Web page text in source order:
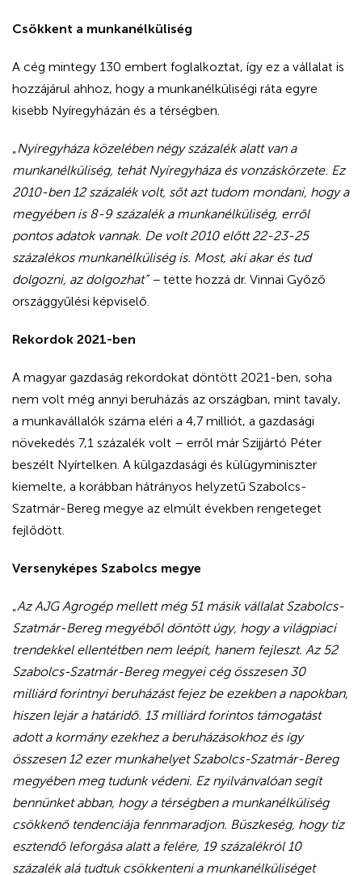
Csökkent a munkanélküliség
A cég mintegy 130 embert foglalkoztat, így ez a vállalat is
hozzájárul ahhoz, hogy a munkanélküliségi ráta egyre
kisebb Nyíregyházán és a térségben.
„Nyíregyháza közelében négy százalék alatt van a
munkanélküliség, tehát Nyíregyháza és vonzáskörzete. Ez
2010-ben 12 százalék volt, sőt azt tudom mondani, hogy a
megyében is 8-9 százalék a munkanélküliség, erről
pontos adatok vannak. De volt 2010 előtt 22-23-25
százalékos munkanélküliség is. Most, aki akar és tud
dolgozni, az dolgozhat” – tette hozzá dr. Vinnai Győző
országgyűlési képviselő.
Rekordok 2021-ben
A magyar gazdaság rekordokat döntött 2021-ben, soha
nem volt még annyi beruházás az országban, mint tavaly,
a munkavállalók száma eléri a 4,7 milliót, a gazdasági
növekedés 7,1 százalék volt – erről már Szijjártó Péter
beszélt Nyírtelken. A külgazdasági és külügyminiszter
kiemelte, a korábban hátrányos helyzetű Szabolcs-
Szatmár-Bereg megye az elmúlt években rengeteget
fejlődött.
Versenyképes Szabolcs megye
„Az AJG Agrogép mellett még 51 másik vállalat Szabolcs-
Szatmár-Bereg megyéből döntött úgy, hogy a világpiaci
trendekkel ellentétben nem leépít, hanem fejleszt. Az 52
Szabolcs-Szatmár-Bereg megyei cég összesen 30
milliárd forintnyi beruházást fejez be ezekben a napokban,
hiszen lejár a határidő. 13 milliárd forintos támogatást
adott a kormány ezekhez a beruházásokhoz és így
összesen 12 ezer munkahelyet Szabolcs-Szatmár-Bereg
megyében meg tudunk védeni. Ez nyilvánvalóan segít
bennünket abban, hogy a térségben a munkanélküliség
csökkenő tendenciája fennmaradjon. Büszkeség, hogy tíz
esztendő leforgása alatt a felére, 19 százalékról 10
százalék alá tudtuk csökkenteni a munkanélküliséget